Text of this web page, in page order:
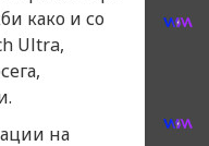
како и со
Ultra,
на